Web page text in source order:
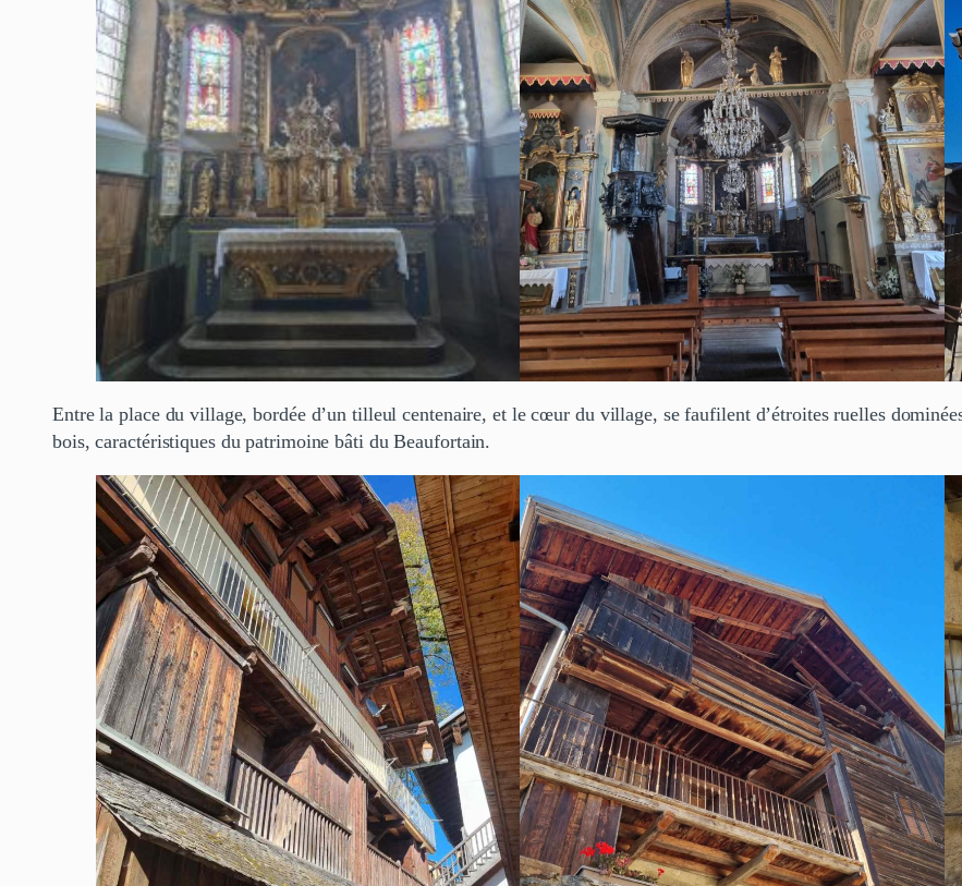
Entre la place du village, bordée d’un tilleul centenaire, et le cœur du village, se faufilent d’étroites ruelles
bois, caractéristiques du patrimoine bâti du Beaufortain.